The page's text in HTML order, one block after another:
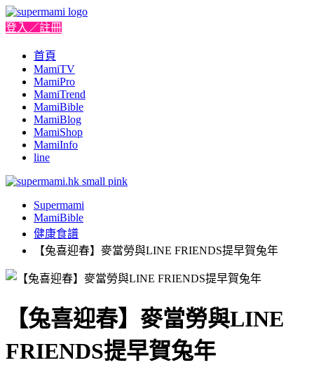
登入／註冊
首頁
MamiTV
MamiPro
MamiTrend
MamiBible
MamiBlog
MamiShop
MamiInfo
line
Supermami
MamiBible
健康食譜
【兔喜迎春】麥當勞與LINE FRIENDS提早賀兔年
【兔喜迎春】麥當勞與LINE
FRIENDS提早賀兔年